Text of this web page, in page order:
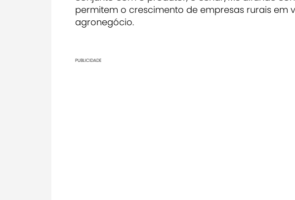
permitem o crescimento de empresas rurais em
agronegócio.
PUBLICIDADE